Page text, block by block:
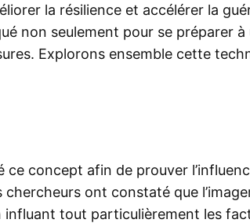
la résilience et accélérer la
non seulement pour se préparer
Explorons ensemble cette
concept afin de prouver
ont constaté que
tout particulièrement les